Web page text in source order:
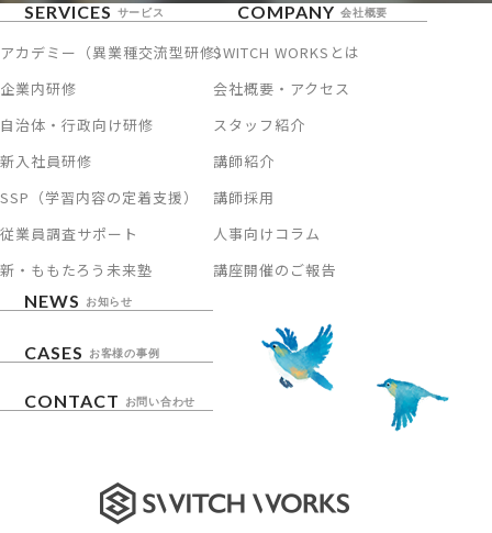
SERVICES サービス
アカデミー（異業種交流型研修）
企業内研修
自治体・行政向け研修
新入社員研修
SSP（学習内容の定着支援）
従業員調査サポート
新・ももたろう未来塾
COMPANY 会社概要
SWITCH WORKSとは
会社概要・アクセス
スタッフ紹介
講師紹介
講師採用
人事向けコラム
講座開催のご報告
NEWS
お知らせ
CASES お客様の事例
CONTACT お問い合わせ